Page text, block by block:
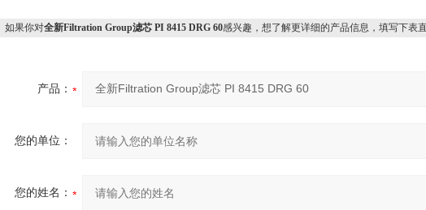
如果你对全新Filtration Group滤芯 PI 8415 DRG 60感兴趣，想了解更详细的产品信息，填写下表
产品：
您的单位：
您的姓名：